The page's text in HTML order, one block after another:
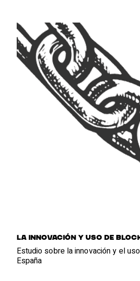
LA INNOVACIÓN Y USO DE
Estudio sobre la innovación y el
España